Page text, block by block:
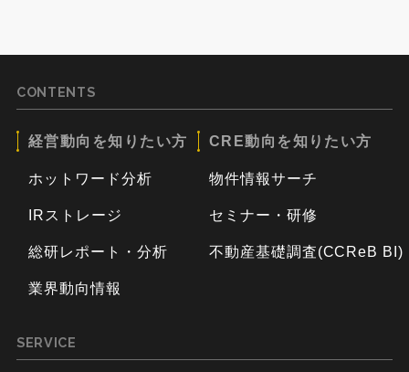
CONTENTS
経営動向を知りたい方
ホットワード分析
IRストレージ
総研レポート・分析
業界動向情報
CRE動向を知りたい方
物件情報サーチ
セミナー・研修
不動産基礎調査(CCReB BI)
SERVICE